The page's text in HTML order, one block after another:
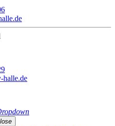
halle.de